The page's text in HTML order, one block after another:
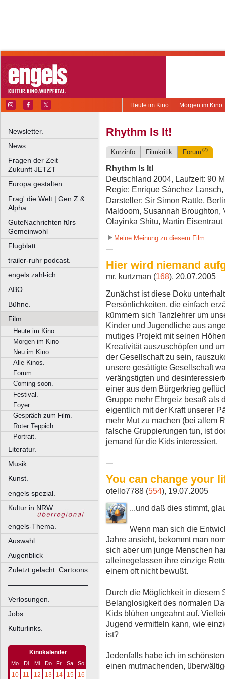
Morgen im Kino
Heute im Kino
Newsletter.
News.
Fragen der Zeit
Zukunft JETZT
Europa gestalten
Frag' die Welt | Gen Z &
Alpha
GuteNachrichten fürs
Gemeinwohl
Flugblatt.
trailer-ruhr podcast.
engels zahl-ich.
ABO.
Bühne.
Film.
Heute im Kino
Morgen im Kino
Neu im Kino
Alle Kinos.
Forum.
Coming soon.
Festival.
Foyer.
Gespräch zum Film.
Roter Teppich.
Portrait.
Literatur.
Musik.
Kunst.
engels spezial.
Kultur in NRW.
engels-Thema.
Auswahl.
Augenblick
Zuletzt gelacht: Cartoons.
––––––––––––––––––––
Verlosungen.
Jobs.
Kulturlinks.
Kinokalender
Mo Di Mi Do Fr Sa So
10 11 12 13 14 15
16
Rhythm Is It!
Kurzinfo Filmkritik Forum (7)
Rhythm Is It!
Deutschland 2004, Laufzeit: 90
Regie: Enrique Sánchez
Darsteller: Sir Simon Rattle,
Maldoom, Susannah
Olayinka Shitu, Martin Eisentraut
Meine Meinung zu diesem Film
Hier wird niemand
mr. kurtzman (168), 20.07.2005
Zunächst ist diese Doku
Persönlichkeiten, die einfach
kümmern sich Tanzlehrer um
Kinder und Jugendliche aus
mutiges Projekt mit seinen
Kreativität auszuschöpfen und
der Gesellschaft zu sein,
unsere gesättigte Gesellschaft
verängstigten und
einer aus dem Bürgerkrieg
Gruppe mehr Ehrgeiz besaß als
eigentlich mit der Kraft unserer
mehr Mut zu machen (bei allem
falsche Gruppierungen tun, ist
jemand für die Kids interessiert.
You can change your
otello7788 (554), 19.07.2005
...und daß dies stimmt,
Wenn man sich die
Jahre ansieht, bekommt man
sich aber um junge Menschen
alleinegelassen ihre einzige
einem oft nicht bewußt.
Durch die Möglichkeit in diesem
Belanglosigkeit des normalen
Kids blühen ungeahnt auf.
Jugend vermitteln kann, wie
ist?
Jedenfalls habe ich im
einen mutmachenden,